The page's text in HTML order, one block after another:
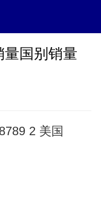
量国别销量
2 美国